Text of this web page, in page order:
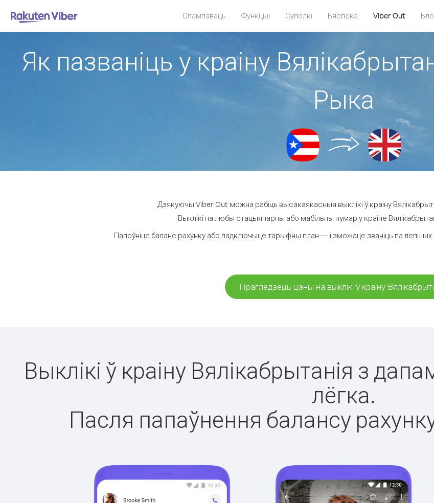
Спампаваць Функцыі Суполкі Бяспека Viber Out
Як пазваніць у краіну
Рыка
Дзякуючы Viber Out можна рабіць высакаякасныя выклікі ў краіну
Выклікі на любы стацыянарны або мабільны нумар у краіне
Папоўніце баланс рахунку або падключыце тарыфны план — і зможаце званіць па лепшых
Прагледзець цэны на выклікі ў краіну
Выклікі ў краіну Вялікабрытанія з
лёгка.
Пасля папаўнення балансу